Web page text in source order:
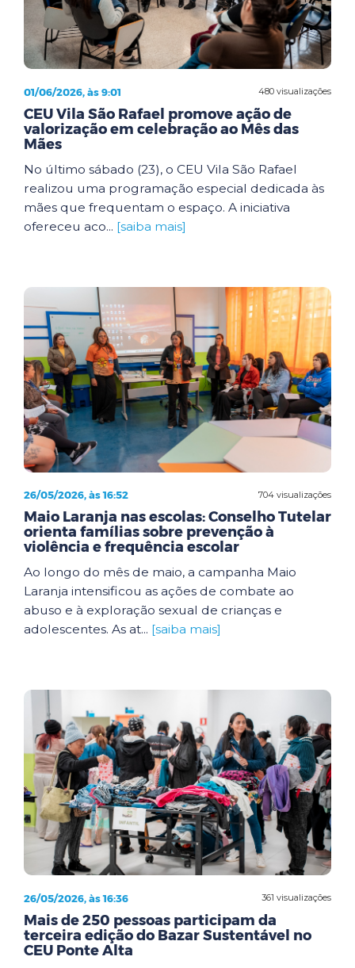
480 visualizações
01/06/2026, às 9:01
CEU Vila São Rafael promove ação de
valorização em celebração ao Mês das
Mães
No último sábado (23), o CEU Vila São Rafael
realizou uma programação especial dedicada às
mães que frequentam o espaço. A iniciativa
ofereceu aco... [saiba mais]
704 visualizações
26/05/2026, às 16:52
Maio Laranja nas escolas: Conselho Tutelar
orienta famílias sobre prevenção à
violência e frequência escolar
Ao longo do mês de maio, a campanha Maio
Laranja intensificou as ações de combate ao
abuso e à exploração sexual de crianças e
adolescentes. As at... [saiba mais]
361 visualizações
26/05/2026, às 16:36
Mais de 250 pessoas participam da
terceira edição do Bazar Sustentável no
CEU Ponte Alta